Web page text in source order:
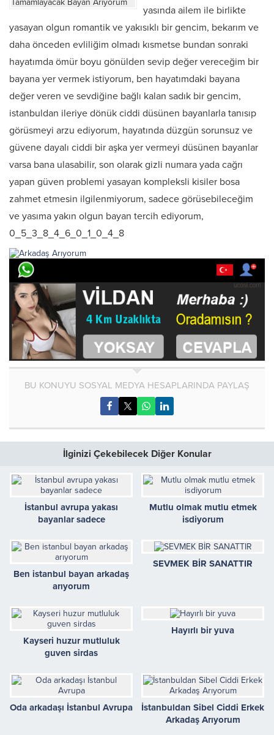
yasında ailem ile birlikte
yasayan olgun romantik ve yakısıklı bir gencim, bekarım ve
daha önceden evliliğim olmadı kısmetse bundan sonraki
hayatımda ömür boyu gönülden sevip değer vereceğim bir
bayana yer vermek istiyorum, ben hayatımdaki bayana
değer veren ve sevdiğine bağlı kalan sadık bir gencim,
istanbuldan ileriye dönük ciddi düsünen bayanlarla tanısıp
görüsmeyi arzu ediyorum, hayatında düzgün sorunsuz ve
güvene dayalı ciddi bir aşka yer vermeyi düsünen bayanlar
varsa bana ulasabilir, son olarak gizli numara yada cağrı
yapan güven problemi yasayan kompleksli kisiler bosa
zahmet etmesin ilgilenmiyorum, sadece görüsebileceğim
ve yasıma yakın olgun bayan tercih ediyorum,
0_5_3_8_4_6_0_1_0_4_8
BU KONUYU SOSYAL MEDYA HESAPLARINDA PAYLAŞ
İlginizi Çekebilecek Diğer Konular
İstanbul avrupa yakası
bayanlar sadece
Mutlu olmak mutlu etmek
isdiyorum
Ben istanbul bayan arkadaş
arıyorum
SEVMEK BİR SANATTIR
Kayseri huzur mutluluk
guven sirdas
Hayırlı bir yuva
Oda arkadaşı İstanbul Avrupa
İstanbuldan Sibel Ciddi Erkek
Arkadaş Arıyorum